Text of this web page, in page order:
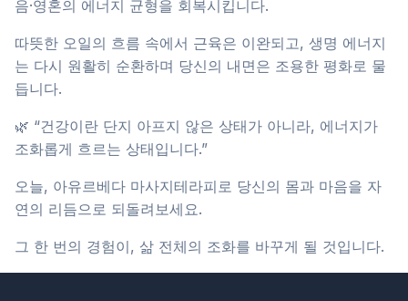
음·영혼의 에너지 균형을 회복시킵니다.
따뜻한 오일의 흐름 속에서 근육은 이완되고, 생명 에너지
는 다시 원활히 순환하며 당신의 내면은 조용한 평화로 물
듭니다.
🌿 “건강이란 단지 아프지 않은 상태가 아니라, 에너지가
조화롭게 흐르는 상태입니다.”
오늘, 아유르베다 마사지테라피로 당신의 몸과 마음을 자
연의 리듬으로 되돌려보세요.
그 한 번의 경험이, 삶 전체의 조화를 바꾸게 될 것입니다.